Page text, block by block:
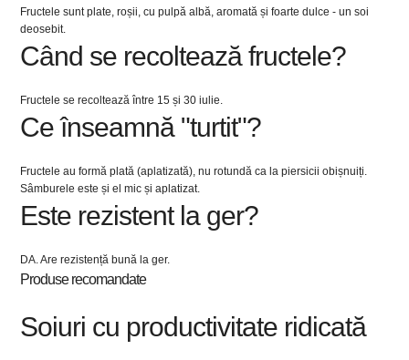
Fructele sunt plate, roșii, cu pulpă albă, aromată și foarte dulce - un soi
deosebit.
Când se recoltează fructele?
Fructele se recoltează între 15 și 30 iulie.
Ce înseamnă "turtit"?
Fructele au formă plată (aplatizată), nu rotundă ca la piersicii obișnuiți.
Sâmburele este și el mic și aplatizat.
Este rezistent la ger?
DA. Are rezistență bună la ger.
Produse recomandate
Soiuri cu productivitate ridicată